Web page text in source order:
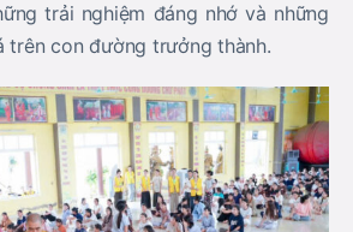
trải nghiệm đáng nhớ và những
trên con đường trưởng thành.